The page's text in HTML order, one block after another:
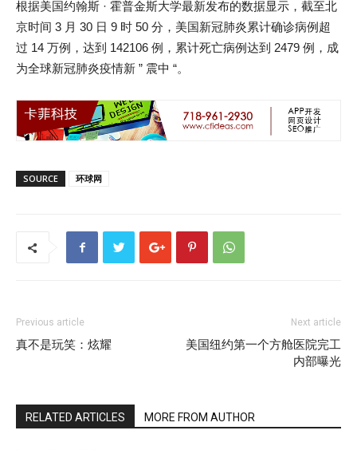
根据美国约翰斯 · 霍普金斯大学最新发布的数据显示，截至北
京时间 3 月 30 日 9 时 50 分，美国新冠肺炎累计确诊病例超
过 14 万例，达到 142106 例，累计死亡病例达到 2479 例，成
为全球新冠肺炎疫情新 ” 震中 “。
SOURCE 环球网
Previous article
真不是玩笑：炫耀
Next article
美国纽约第一个方舱医院完工
内部曝光
RELATED ARTICLES MORE FROM AUTHOR